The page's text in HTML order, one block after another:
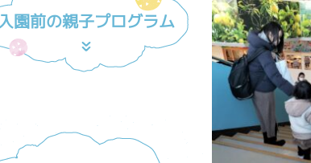
園前の親子プログラム